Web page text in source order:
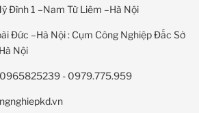
Đình 1 –Nam Từ Liêm –Hà Nội
Đức –Hà Nội : Cụm Công Nghiệp Đắc Sở
Nội
- 0979.775.959